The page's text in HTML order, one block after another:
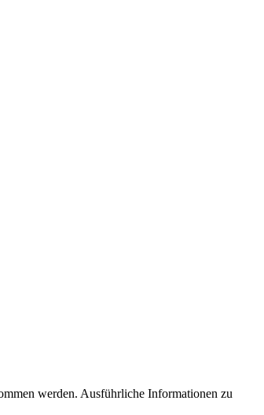
werden. Ausführliche Informationen zu